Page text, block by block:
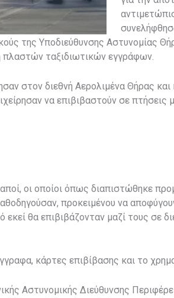
της Υποδιεύθυνσης Αστυνομίας
πλαστών ταξιδιωτικών εγγράφων.
στον διεθνή Αερολιμένα Θήρας
να επιβιβαστούν σε πτήσεις
οι οποίοι όπως διαπιστώθηκε
προκειμένου να
θα επιβιβάζονταν μαζί τους σε
κάρτες επιβίβασης και το
Αστυνομικής Διεύθυνσης